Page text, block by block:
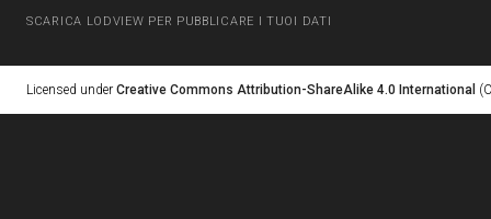
SCARICA LODVIEW PER PUBBLICARE I TUOI DATI
Licensed under Creative Commons Attribution-ShareAlike 4.0 International